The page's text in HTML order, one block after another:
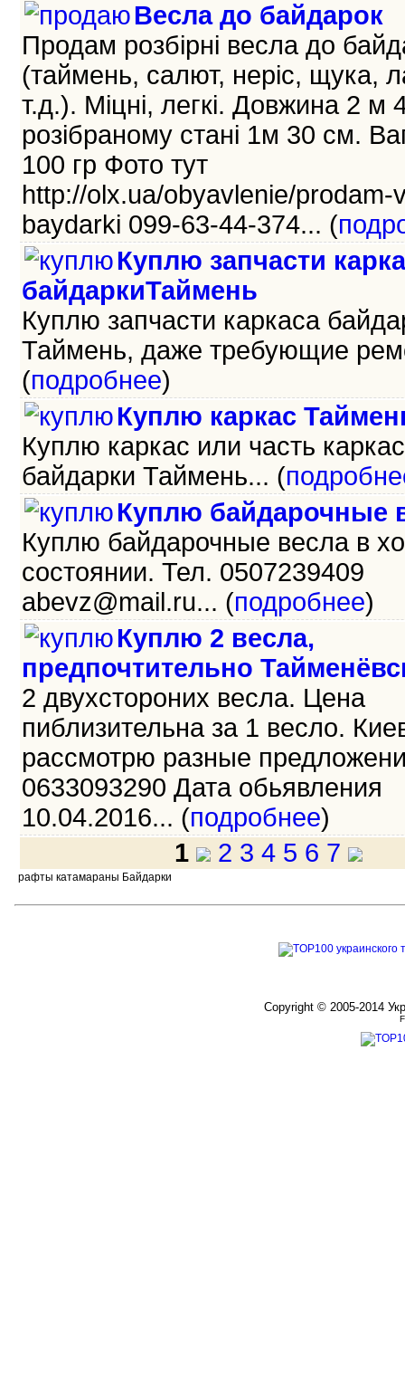
Весла до байдарок
Продам розбірні весла до
(таймень, салют, неріс, щука,
т.д.). Міцні, легкі. Довжина 2 м
розібраному стані 1м 30 см.
100 гр Фото тут
http://olx.ua/obyavlenie/prodam-
baydarki 099-63-44-374... (
Куплю запчасти
байдаркиТаймень
Куплю запчасти каркаса
Таймень, даже требующие
(подробнее)
Куплю каркас
Куплю каркас или часть
байдарки Таймень... (
Куплю байдарочные
Куплю байдарочные весла в
состоянии. Тел. 0507239409
abevz@mail.ru... (подробнее)
Куплю 2 весла,
предпочтительно
2 двухстороних весла. Цена
пиблизительна за 1 весло.
рассмотрю разные
0633093290 Дата обьявления
10.04.2016... (подробнее)
1
2 3 4 5 6 7
рафты катамараны Байдарки
Copyright © 2005-2014